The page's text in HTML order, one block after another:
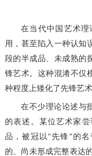
在当代中国艺术理
用，甚至陷入一种认知
段的半成品、未成熟的
锋艺术。这种混淆不仅
种程度上矮化了先锋艺
在不少理论论述与
的表述。某位艺术家
品，被冠以 "先锋"的名
的、尚未形成完整表达